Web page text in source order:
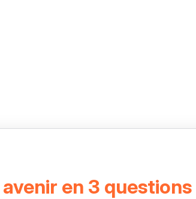
en 3 questions